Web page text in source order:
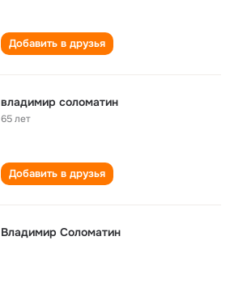
Добавить в друзья
владимир соломатин
65 лет
Добавить в друзья
Владимир Соломатин